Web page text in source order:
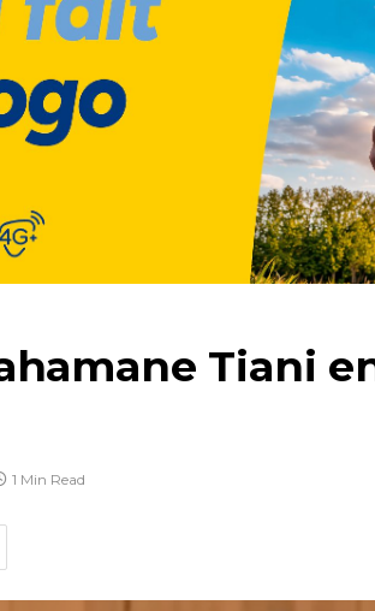
Tiani
1 Min Read